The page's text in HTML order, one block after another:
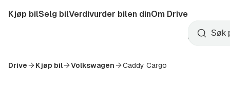
til
Startside
Kjøp bilSelg bilVerdivurder bilen dinOm Drive
Opprett
konto
Søk
Drive Kjøp bil Volkswagen Caddy Cargo